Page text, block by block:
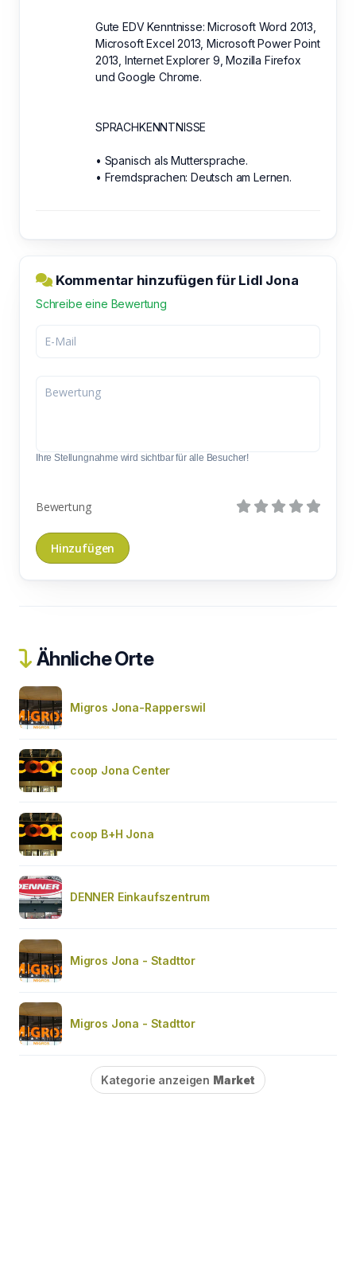
Gute EDV Kenntnisse: Microsoft Word 2013,
Microsoft Excel 2013, Microsoft Power Point
2013, Internet Explorer 9, Mozilla Firefox
und Google Chrome.
SPRACHKENNTNISSE
• Spanisch als Muttersprache.
• Fremdsprachen: Deutsch am Lernen.
Kommentar hinzufügen für Lidl Jona
Schreibe eine Bewertung
Ihre Stellungnahme wird sichtbar für alle Besucher!
Bewertung
Ähnliche Orte
Migros Jona-Rapperswil
coop Jona Center
coop B+H Jona
DENNER Einkaufszentrum
Migros Jona - Stadttor
Migros Jona - Stadttor
Kategorie anzeigen Market